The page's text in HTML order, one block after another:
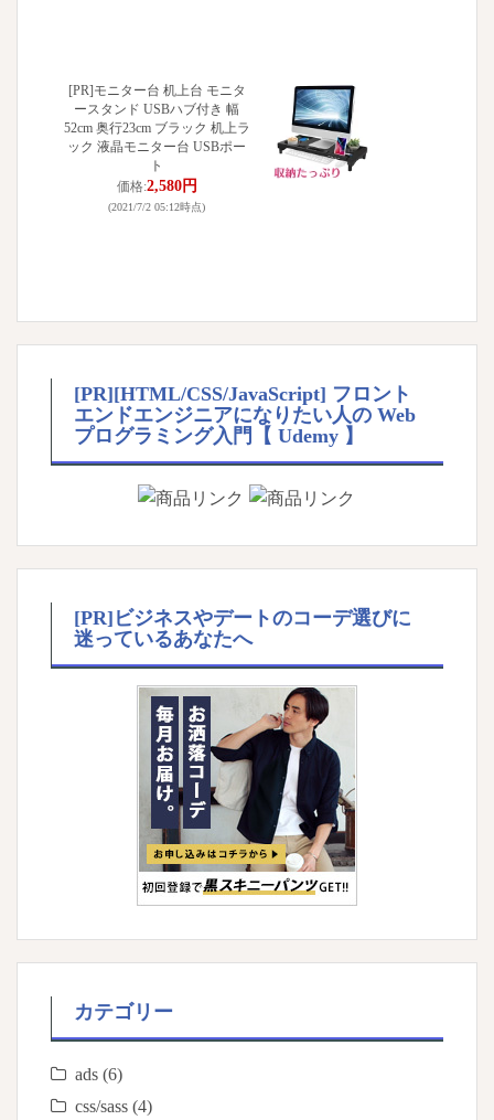
[PR]モニター台 机上台 モニタ
ースタンド USBハブ付き 幅
52cm 奥行23cm ブラック 机上ラ
ック 液晶モニター台 USBポー
ト
価格:2,580円
(2021/7/2 05:12時点)
[PR][HTML/CSS/JavaScript] フロント
エンドエンジニアになりたい人の Web
プログラミング入門【 Udemy 】
[PR]ビジネスやデートのコーデ選びに
迷っているあなたへ
カテゴリー
ads (6)
css/sass (4)